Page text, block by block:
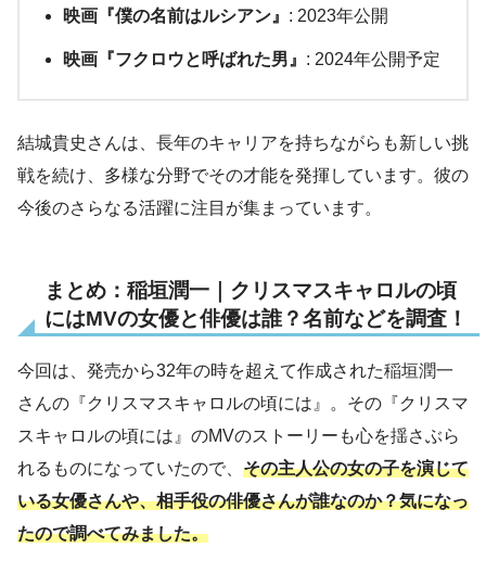
映画『僕の名前はルシアン』 : 2023年公開
映画『フクロウと呼ばれた男』 : 2024年公開予定
結城貴史さんは、長年のキャリアを持ちながらも新しい挑
戦を続け、多様な分野でその才能を発揮しています。彼の
今後のさらなる活躍に注目が集まっています。
まとめ：稲垣潤一｜クリスマスキャロルの頃
にはMVの女優と俳優は誰？名前などを調査！
今回は、発売から32年の時を超えて作成された稲垣潤一
さんの『クリスマスキャロルの頃には』。その『クリスマ
スキャロルの頃には』のMVのストーリーも心を揺さぶら
れるものになっていたので、 その主人公の女の子を演じて
いる女優さんや、相手役の俳優さんが誰なのか？気になっ
たので調べてみました。